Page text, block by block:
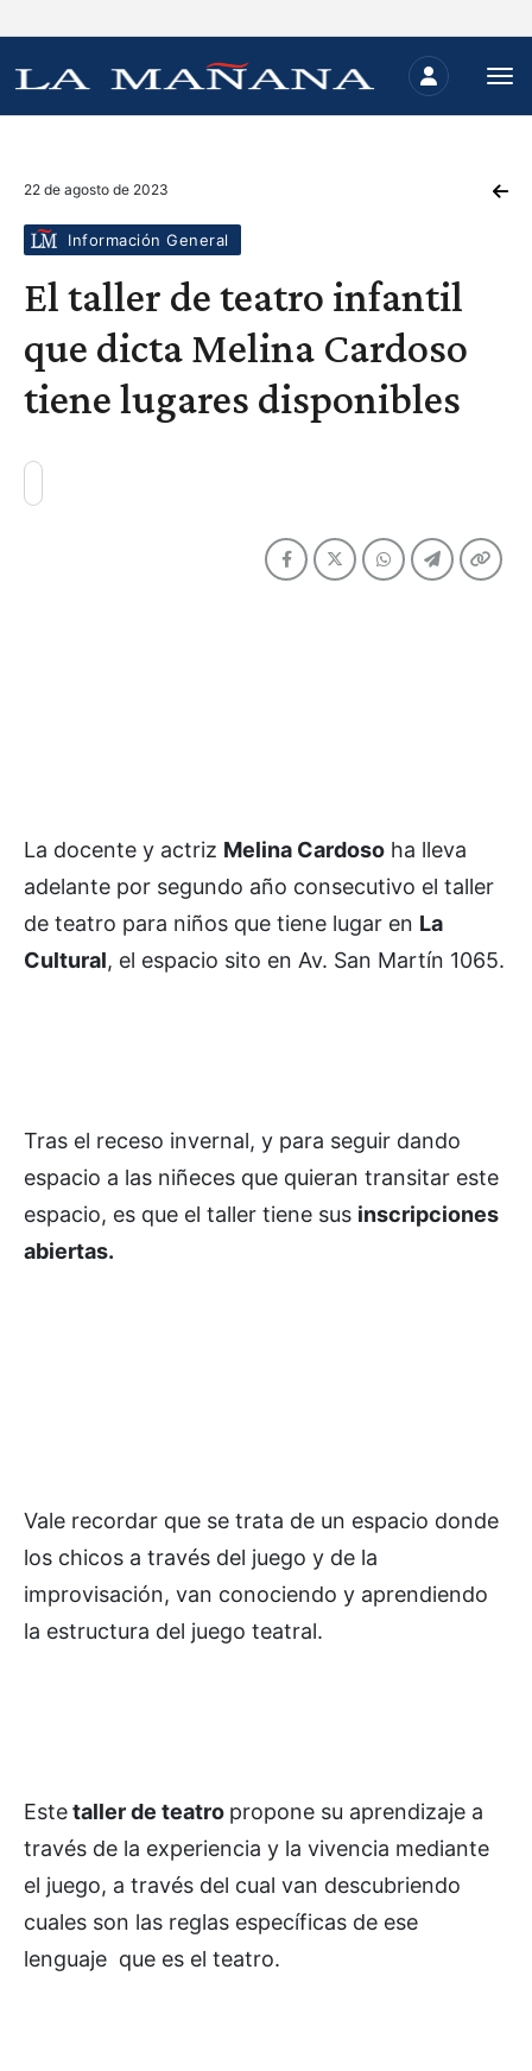
22 de agosto de 2023
Información General
El taller de teatro infantil
que dicta Melina Cardoso
tiene lugares disponibles
La docente y actriz Melina Cardoso ha lleva
adelante por segundo año consecutivo el taller
de teatro para niños que tiene lugar en La
Cultural, el espacio sito en Av. San Martín 1065.
Tras el receso invernal, y para seguir dando
espacio a las niñeces que quieran transitar este
espacio, es que el taller tiene sus inscripciones
abiertas.
Vale recordar que se trata de un espacio donde
los chicos a través del juego y de la
improvisación, van conociendo y aprendiendo
la estructura del juego teatral.
Estetaller de teatro propone su aprendizaje a
través de la experiencia y la vivencia mediante
el juego, a través del cual van descubriendo
cuales son las reglas específicas de ese
lenguaje que es el teatro.